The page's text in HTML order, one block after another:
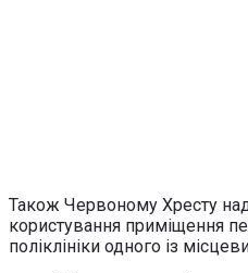
Також Червоному Хресту
користування приміщення
поліклініки одного із